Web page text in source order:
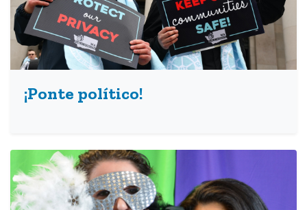
¡Ponte político!